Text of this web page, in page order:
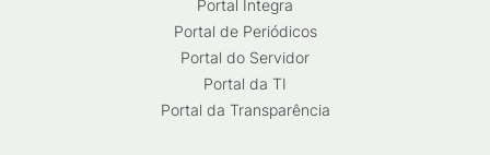
Portal Integra
Portal de Periódicos
Portal do Servidor
Portal da TI
Portal da Transparência